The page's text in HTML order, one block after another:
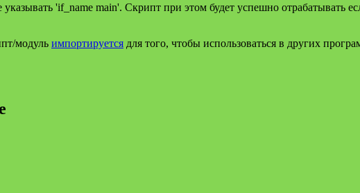
'if_name main'. Скрипт при этом будет успешно отрабатывать
модуль импортируется для того, чтобы использоваться в других